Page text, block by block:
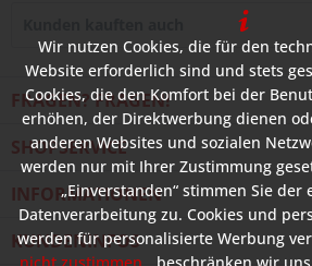
FRAGEN? FRAGEN!
SHOPSERVICE
INFORMATIONEN
KUNDENINFOS
Wir nutzen Cookies, die für den
Website erforderlich sind und stets
Cookies, die den Komfort bei der
erhöhen, der Direktwerbung dienen
anderen Websites und sozialen
werden nur mit Ihrer Zustimmung
„Einverstanden“ stimmen Sie der
Datenverarbeitung zu. Cookies und
werden für personalisierte Werbung